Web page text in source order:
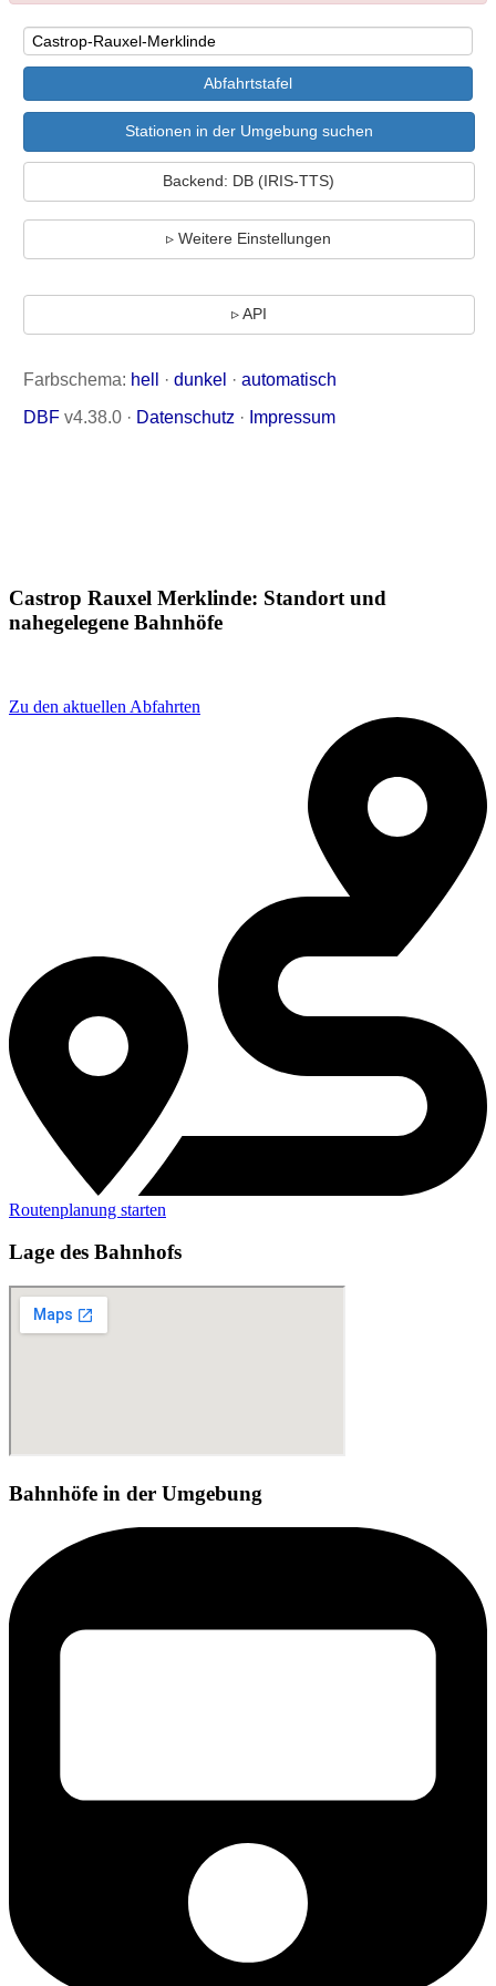
Castrop Rauxel Merklinde: Standort und
nahegelegene Bahnhöfe
Zu den aktuellen Abfahrten
Routenplanung starten
Lage des Bahnhofs
Bahnhöfe in der Umgebung